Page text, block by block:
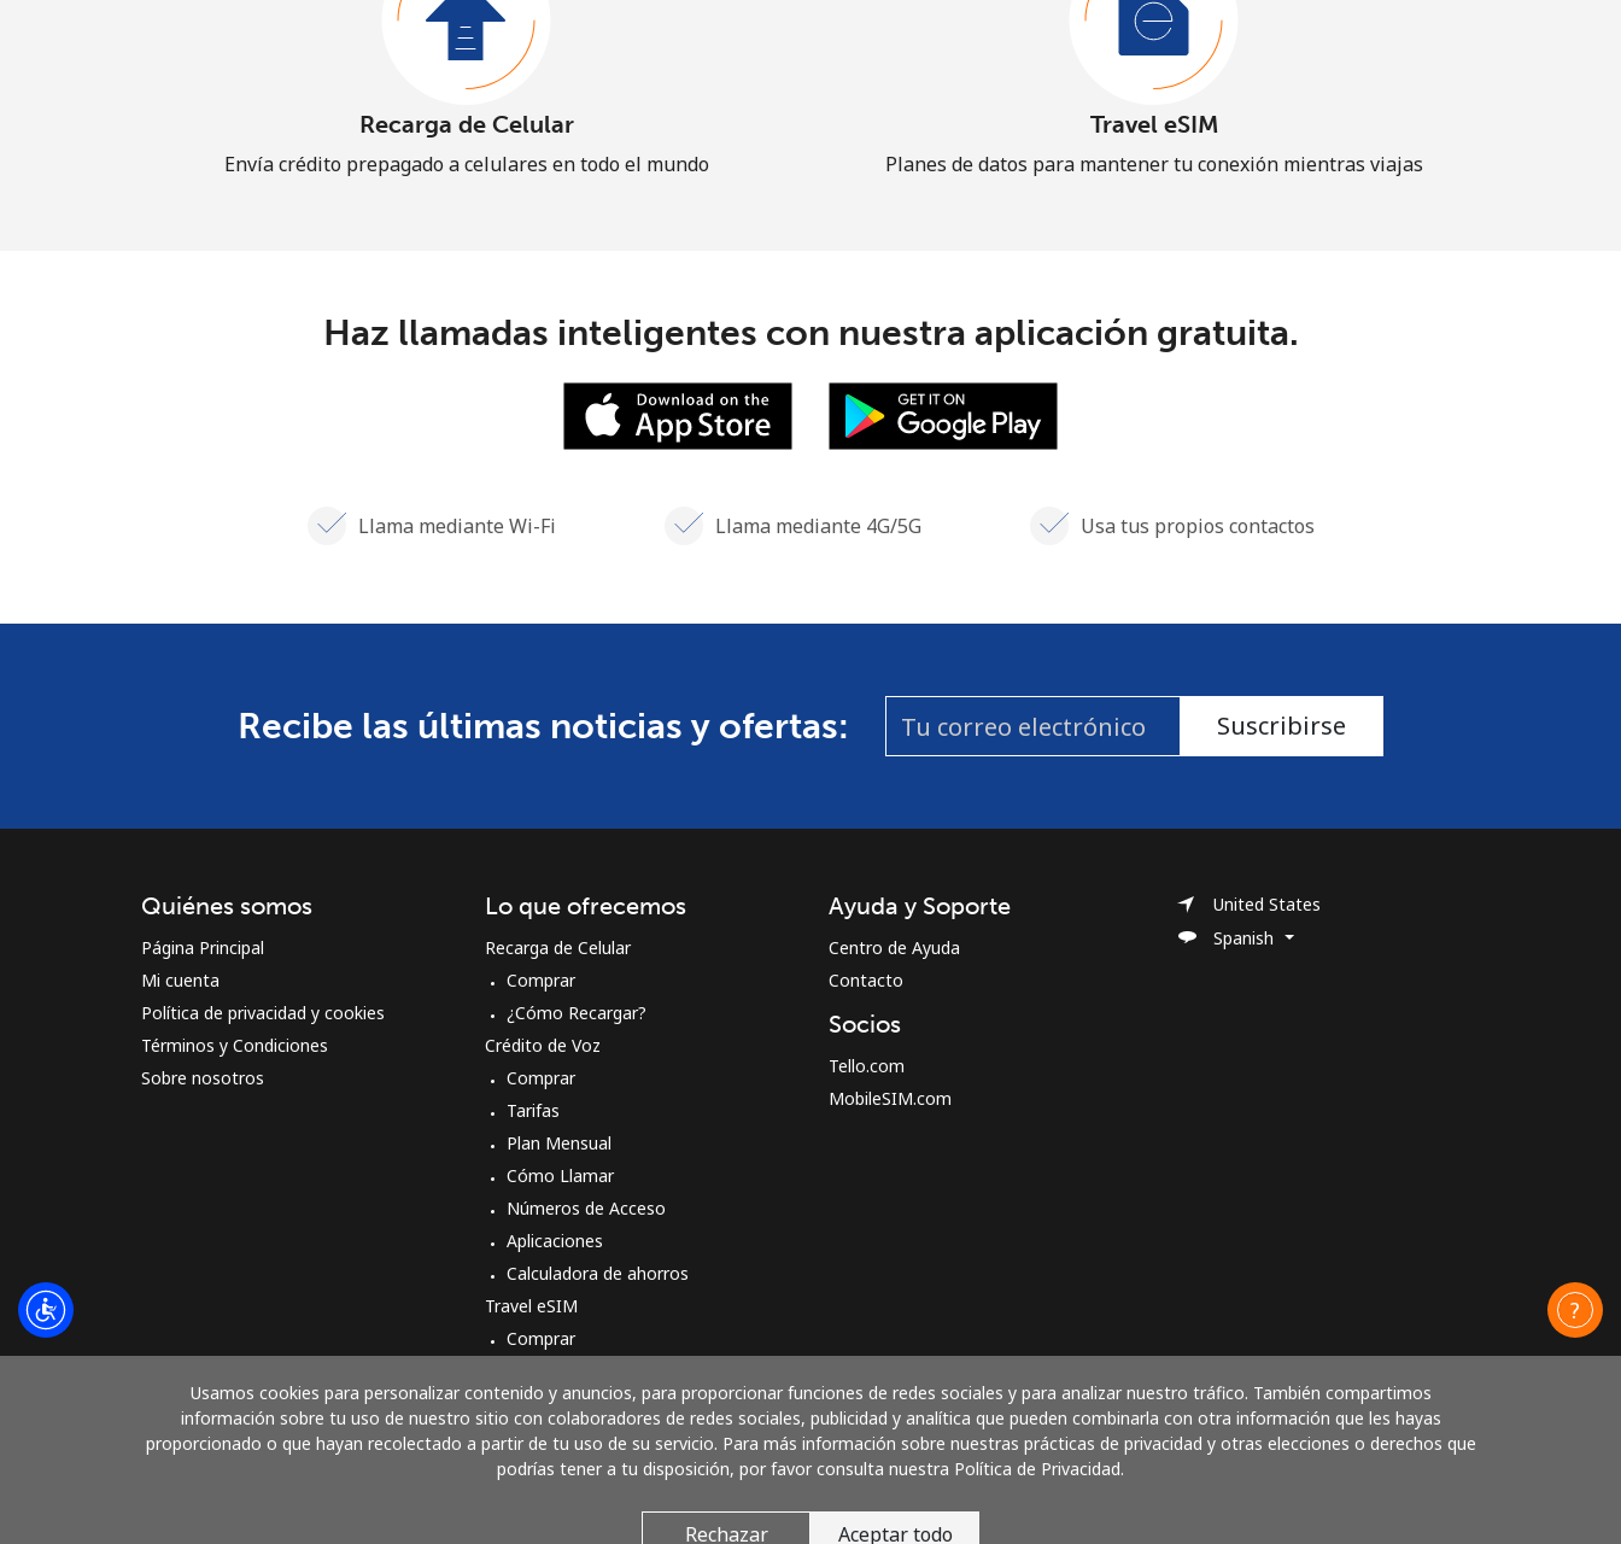
Recarga de Celular
Envía crédito prepagado a celulares en todo el mundo
Travel eSIM
Planes de datos para mantener tu conexión mientras viajas
Haz llamadas inteligentes con nuestra aplicación gratuita.
Llama mediante Wi-Fi Llama mediante 4G/5G Usa tus propios contactos
Recibe las últimas noticias y ofertas: Suscribirse
Usamos cookies para personalizar contenido y anuncios, para proporcionar funciones de redes sociales y para analizar nuestro tráfico. También compartimos
información sobre tu uso de nuestro sitio con colaboradores de redes sociales, publicidad y analítica que pueden combinarla con otra información que les hayas
proporcionado o que hayan recolectado a partir de tu uso de su servicio. Para más información sobre nuestras prácticas de privacidad y otras elecciones o derechos que
podrías tener a tu disposición, por favor consulta nuestra Política de Privacidad.
Rechazar Aceptar todo
Quiénes somos
Página Principal
Mi cuenta
Política de privacidad y cookies
Términos y Condiciones
Sobre nosotros
Lo que ofrecemos
Recarga de Celular
Comprar
¿Cómo Recargar?
Crédito de Voz
Comprar
Tarifas
Plan Mensual
Cómo Llamar
Números de Acceso
Aplicaciones
Calculadora de ahorros
Travel eSIM
Comprar
Ayuda y Soporte
Centro de Ayuda
Contacto
Socios
Tello.com
MobileSIM.com
United States
Spanish